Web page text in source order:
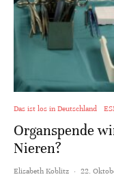
Das ist los in Deutschland
Organspende
Nieren?
Elisabeth Koblitz · 22.